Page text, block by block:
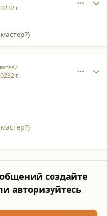
2 г.
2 г.
создайте
авторизуйтесь